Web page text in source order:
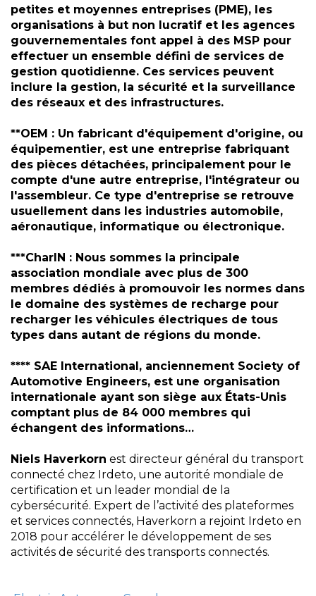
petites et moyennes entreprises (PME), les
organisations à but non lucratif et les agences
gouvernementales font appel à des MSP pour
effectuer un ensemble défini de services de
gestion quotidienne. Ces services peuvent
inclure la gestion, la sécurité et la surveillance
des réseaux et des infrastructures.
**OEM : Un fabricant d'équipement d'origine, ou
équipementier, est une entreprise fabriquant
des pièces détachées, principalement pour le
compte d'une autre entreprise, l'intégrateur ou
l'assembleur. Ce type d'entreprise se retrouve
usuellement dans les industries automobile,
aéronautique, informatique ou électronique.
***CharIN : Nous sommes la principale
association mondiale avec plus de 300
membres dédiés à promouvoir les normes dans
le domaine des systèmes de recharge pour
recharger les véhicules électriques de tous
types dans autant de régions du monde.
**** SAE International, anciennement Society of
Automotive Engineers, est une organisation
internationale ayant son siège aux États-Unis
comptant plus de 84 000 membres qui
échangent des informations…
Niels Haverkorn est directeur général du transport
connecté chez Irdeto, une autorité mondiale de
certification et un leader mondial de la
cybersécurité. Expert de l’activité des plateformes
et services connectés, Haverkorn a rejoint Irdeto en
2018 pour accélérer le développement de ses
activités de sécurité des transports connectés.